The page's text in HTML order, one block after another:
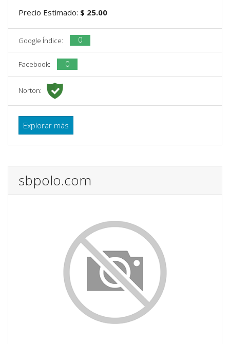
Precio Estimado: $ 25.00
Google Índice: 0
Facebook: 0
Norton:
Explorar más
sbpolo.com